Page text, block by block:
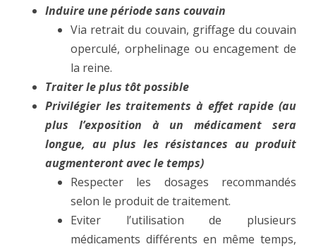
Induire une période sans couvain
Via retrait du couvain, griffage du couvain
operculé, orphelinage ou encagement de
la reine.
Traiter le plus tôt possible
Privilégier les traitements à effet rapide (au
plus l’exposition à un médicament sera
longue, au plus les résistances au produit
augmenteront avec le temps)
Respecter les dosages recommandés
selon le produit de traitement.
Eviter l’utilisation de plusieurs
médicaments différents en même temps,